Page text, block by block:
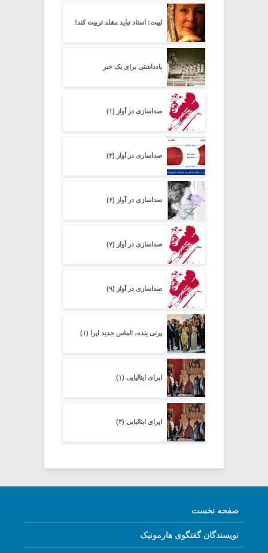
لیپت: استاد نباید مقلد تربیت کند!
یادداشتی برای یک خبر
صداسازی در آواز (۱)
صداسازی در آواز (۳)
صداسازی در آواز (۶)
صداسازی در آواز (۷)
صداسازی در آواز (۹)
پرتی ینده، الماس جدید اپرا (۱)
اپرای ایتالیایی (۱)
اپرای ایتالیایی (۴)
صفحه نخست
نویسندگان گفتگوی هارمونیک